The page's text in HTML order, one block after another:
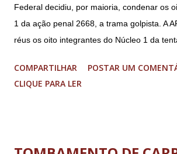
Federal decidiu, por maioria, condenar os
1 da ação penal 2668, a trama golpista. A
réus os oito integrantes do Núcleo 1 da
(PGR): o deputado federal Alexandre
Agência Brasileira de Inteligência (Abin); o
COMPARTILHAR
POSTAR UM
CLIQUE PARA LER